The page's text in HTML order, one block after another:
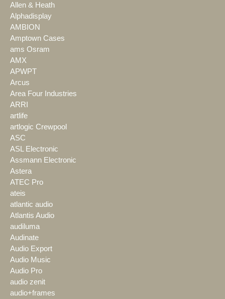
Allen & Heath
Alphadisplay
AMBION
Amptown Cases
ams Osram
AMX
APWPT
Arcus
Area Four Industries
ARRI
artlife
artlogic Crewpool
ASC
ASL Electronic
Assmann Electronic
Astera
ATEC Pro
ateis
atlantic audio
Atlantis Audio
audiluma
Audinate
Audio Export
Audio Music
Audio Pro
audio zenit
audio+frames